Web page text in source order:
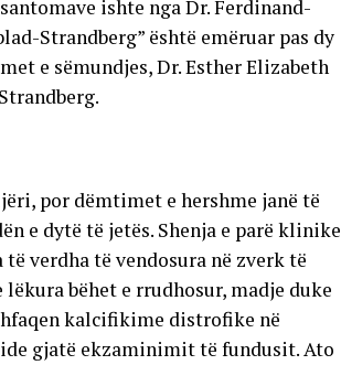
ishte nga Dr. Ferdinand-
Strandberg” është emëruar pas dy
e sëmundjes, Dr. Esther Elizabeth
por dëmtimet e hershme janë të
e dytë të jetës. Shenja e parë klinike
verdha të vendosura në zverk të
lëkura bëhet e rrudhosur, madje duke
kalcifikime distrofike në
gjatë ekzaminimit të fundusit. Ato